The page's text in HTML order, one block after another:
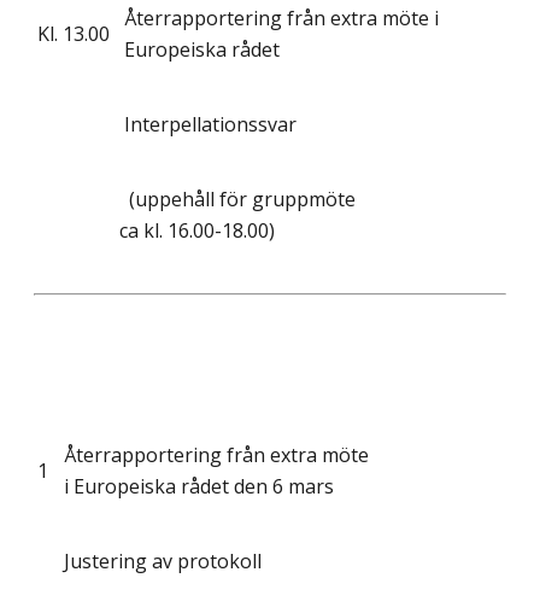
Kl. 13.00
Återrapportering från extra möte i
Europeiska rådet
Interpellationssvar
(uppehåll för gruppmöte
ca kl. 16.00-18.00)
1
Återrapportering från extra möte
i Europeiska rådet den 6 mars
Justering av protokoll